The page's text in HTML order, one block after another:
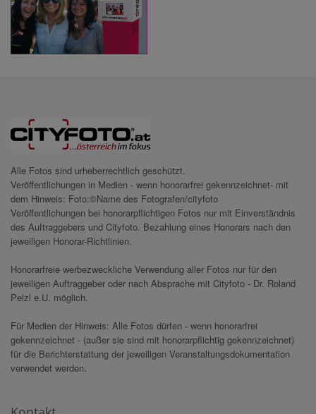
Alle Fotos sind urheberrechtlich geschützt.
Veröffentlichungen in Medien - wenn honorarfrei gekennzeichnet- mit
dem Hinweis: Foto:©Name des Fotografen/cityfoto
Veröffentlichungen bei honorarpflichtigen Fotos nur mit Einverständnis
des Auftraggebers und Cityfoto. Bezahlung eines Honorars nach den
jeweiligen Honorar-Richtlinien.
Honorarfreie werbezweckliche Verwendung aller Fotos nur für den
jeweiligen Auftraggeber oder nach Absprache mit Cityfoto - Dr. Roland
Pelzl e.U. möglich.
Für Medien der Hinweis: Alle Fotos dürfen - wenn honorarfrei
gekennzeichnet - (außer sie sind mit honorarpflichtig gekennzeichnet)
für die Berichterstattung der jeweiligen Veranstaltungsdokumentation
verwendet werden.